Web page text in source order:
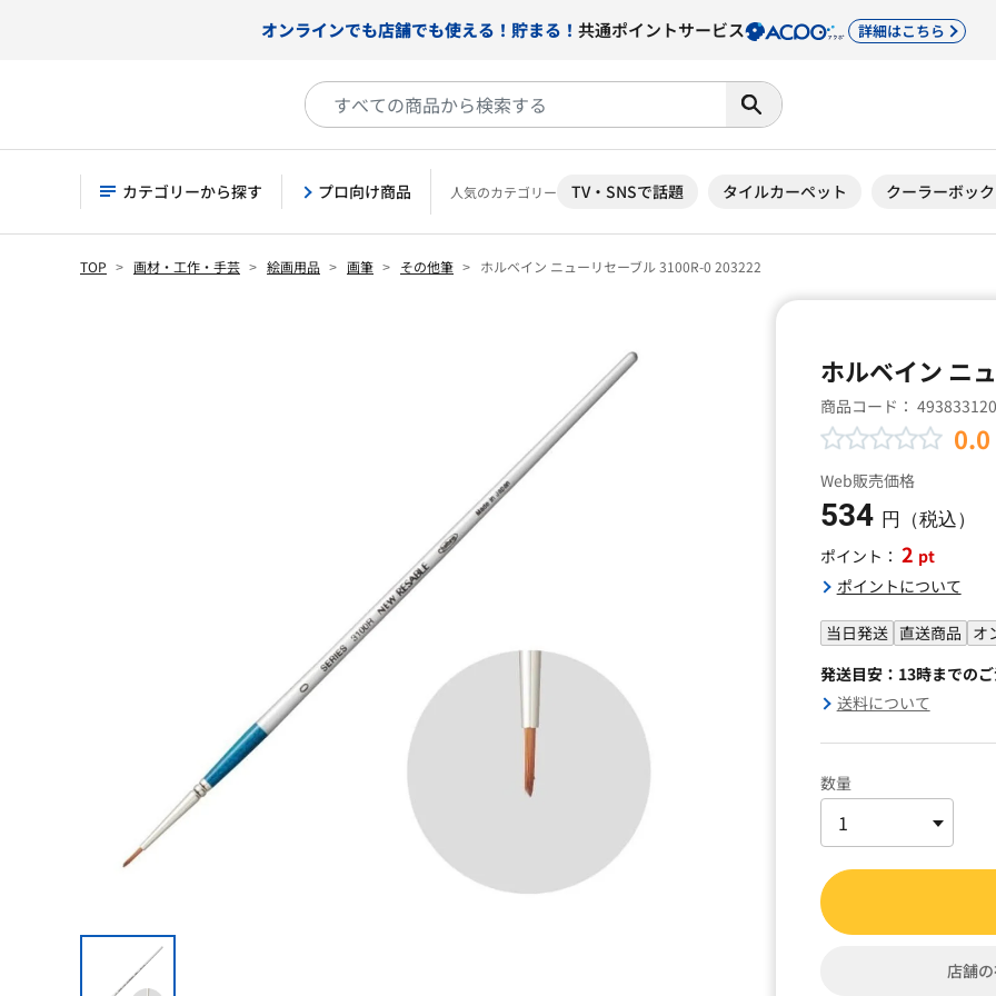
オンラインでも店舗でも使える！貯まる！ 共通ポイントサービス 詳細はこちら
カテゴリーから探す プロ向け商品 人気のカテゴリー TV・SNSで話題 タイルカーペット クーラーボッ
TOP 画材・工作・手芸 絵画用品 画筆 その他筆 ホルベイン ニューリセーブル 3100R-0 203222
ホルベイン ニ
商品コード：
0.0
Web販売価格
534 円（税込）
ポイント： 2 pt
ポイントについて
当日発送 直送商品 オ
発送目安：13時までの
送料について
数量
店舗